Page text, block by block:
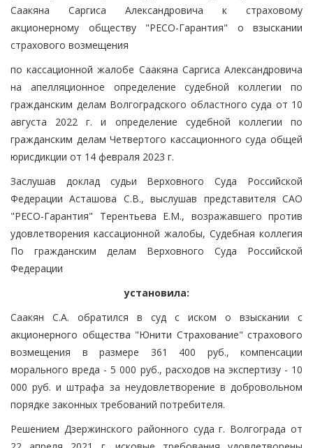
Саакяна Саргиса Александровича к страховому
акционерному обществу "РЕСО-Гарантия" о взыскании
страхового возмещения
по кассационной жалобе Саакяна Саргиса Александровича
на апелляционное определение судебной коллегии по
гражданским делам Волгоградского областного суда от 10
августа 2022 г. и определение судебной коллегии по
гражданским делам Четвертого кассационного суда общей
юрисдикции от 14 февраля 2023 г.
Заслушав доклад судьи Верховного Суда Российской
Федерации Асташова С.В., выслушав представителя САО
"РЕСО-Гарантия" Терентьева Е.М., возражавшего против
удовлетворения кассационной жалобы, Судебная коллегия
По гражданским делам Верховного Суда Российской
Федерации
установила:
Саакян С.А. обратился в суд с иском о взыскании с
акционерного общества "Юнити Страхование" страхового
возмещения в размере 361 400 руб., компенсации
морального вреда - 5 000 руб., расходов на экспертизу - 10
000 руб. и штрафа за неудовлетворение в добровольном
порядке законных требований потребителя.
Решением Дзержинского районного суда г. Волгограда от